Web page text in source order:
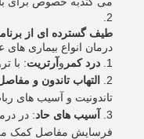
طیف گسترده ای از
درمان انواع بیماری
درد کمر و آرتریت: با
التهاب تاندون و
تاندونیت و آسیب های
آسیب های حاد: در
فرسایش مفاصل کمک می